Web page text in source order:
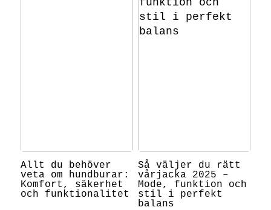
Allt du behöver
veta om hundburar:
Komfort, säkerhet
och funktionalitet
Så väljer du rätt
vårjacka 2025 –
Mode, funktion och
stil i perfekt
balans